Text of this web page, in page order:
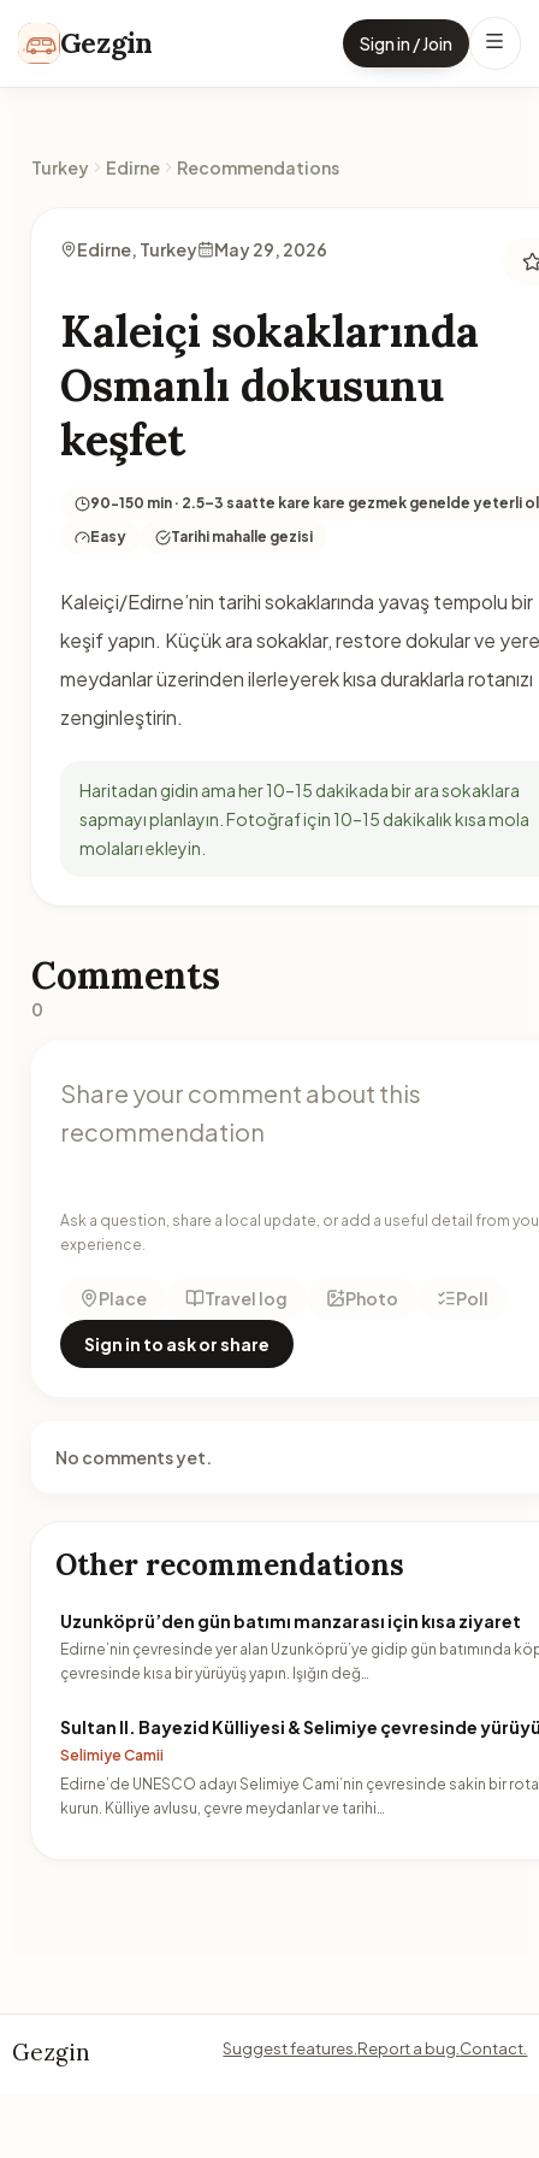
Gezgin Sign in / Join
Turkey Edirne Recommendations
Edirne, Turkey May 29, 2026
Kaleiçi sokaklarında
Osmanlı dokusunu
keşfet
90-150 min · 2.5–3 saatte kare kare gezmek genelde yeterli
Easy
Tarihi mahalle gezisi
Kaleiçi/Edirne’nin tarihi sokaklarında yavaş tempolu bir
keşif yapın. Küçük ara sokaklar, restore dokular ve
meydanlar üzerinden ilerleyerek kısa duraklarla rotanızı
zenginleştirin.
Haritadan gidin ama her 10–15 dakikada bir ara sokaklara
sapmayı planlayın. Fotoğraf için 10–15 dakikalık kısa mola
molaları ekleyin.
Comments
0
Ask a question, share a local update, or add a useful detail from
experience.
Place Travel log Photo Poll
Sign in to ask or share
No comments yet.
Other recommendations
Uzunköprü’den gün batımı manzarası için kısa ziyaret
Edirne’nin çevresinde yer alan Uzunköprü’ye gidip gün batımında
çevresinde kısa bir yürüyüş yapın. Işığın değ…
Sultan II. Bayezid Külliyesi & Selimiye çevresinde
Selimiye Camii
Edirne’de UNESCO adayı Selimiye Cami’nin çevresinde sakin bir rota
kurun. Külliye avlusu, çevre meydanlar ve tarihi…
Gezgin Suggest features. Report a bug. Contact.